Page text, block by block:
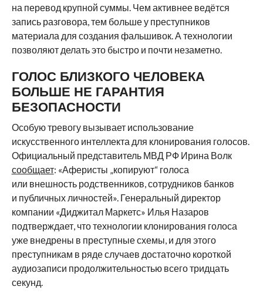
на перевод крупной суммы. Чем активнее ведётся
запись разговора, тем больше у преступников
материала для создания фальшивок. А технологии
позволяют делать это быстро и почти незаметно.
ГОЛОС БЛИЗКОГО ЧЕЛОВЕКА
БОЛЬШЕ НЕ ГАРАНТИЯ
БЕЗОПАСНОСТИ
Особую тревогу вызывает использование
искусственного интеллекта для клонирования голосов.
Официальный представитель МВД РФ Ирина Волк
сообщает: «Аферисты „копируют“ голоса
или внешность родственников, сотрудников банков
и публичных личностей». Генеральный директор
компании «Диджитал Маркетс» Илья Назаров
подтверждает, что технологии клонирования голоса
уже внедрены в преступные схемы, и для этого
преступникам в ряде случаев достаточно короткой
аудиозаписи продолжительностью всего тридцать
секунд.